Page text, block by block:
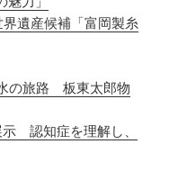
遺産候補「富岡製糸
の旅路 板東太郎物
認知症を理解し、